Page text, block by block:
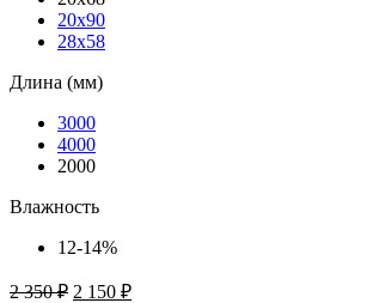
20х90
28х58
Длина (мм)
3000
4000
2000
Влажность
12-14%
2 350₽ 2 150 ₽